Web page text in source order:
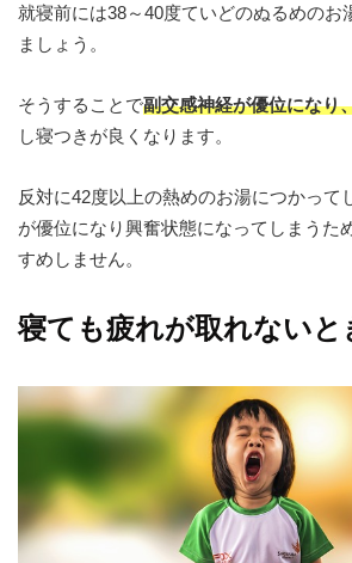
就寝前には38～40度ていどのぬるめのお
ましょう。
そうすることで副交感神経が優位になり
し寝つきが良くなります。
反対に42度以上の熱めのお湯につかって
が優位になり興奮状態になってしまうた
すめしません。
寝ても疲れが取れないと